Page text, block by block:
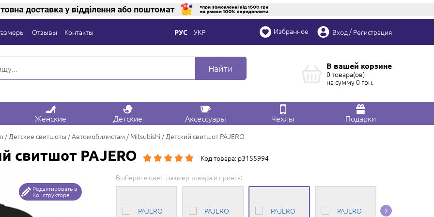
Отзывы Контакты РУС УКР Избранное Вход /Регистрация
Найти В вашей корзине
0 товара(ов)
на сумму0 грн.
Женские Детские Аксессуары Чехлы Подарки
Детские свитшоты Автомобилистам Mitsubishi Детский свитшот PAJERO
свитшот PAJERO Код товара: p3155994
Редактировать в
Конструкторе
Редактировать в
Выберите цвет, размер товара и принта: